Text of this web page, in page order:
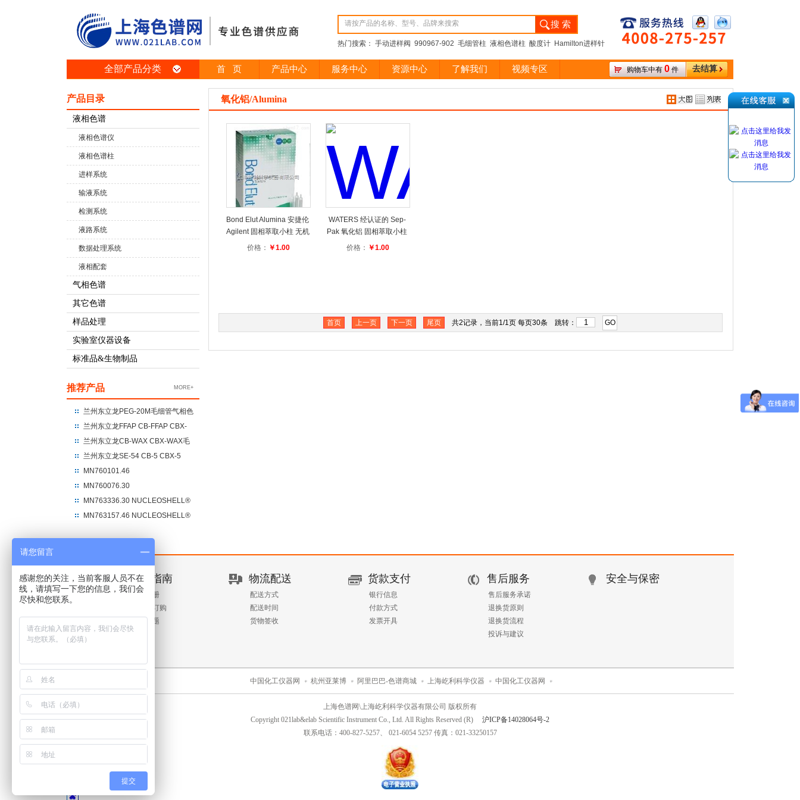
热门搜索： 手动进样阀 990967-902 毛细管柱 液相色谱柱 酸度计 Hamilton进样针
首 页 产品中心 服务中心 资源中心 了解我们 视频专区
全部产品分类 购物车中有 0 件 去结算
产品目录
液相色谱
液相色谱仪
液相色谱柱
进样系统
输液系统
检测系统
液路系统
数据处理系统
液相配套
气相色谱
其它色谱
样品处理
实验室仪器设备
标准品&生物制品
推荐产品 MORE+
兰州东立龙PEG-20M毛细管气相色
谱柱 聚乙二醇-20M
兰州东立龙FFAP CB-FFAP CBX-
FFAP毛细管气相色谱柱 100%硝基
兰州东立龙CB-WAX CBX-WAX毛
细管气相色谱柱 100%聚乙二醇
兰州东立龙SE-54 CB-5 CBX-5
CBX-5ms毛细管气相色谱柱 %苯
MN760101.46
NUCLEODUR®C18 Gravity
MN760076.30
NUCLEODUR®C18 Gravity
MN763336.30 NUCLEOSHELL®
HILIC 150*3.0*2.7
MN763157.46 NUCLEOSHELL®
氧化铝/Alumina
Bond Elut Alumina 安捷伦
Agilent 固相萃取小柱 无机
SPE
价格： ￥1.00
WATERS 经认证的 Sep-
Pak 氧化铝 固相萃取小柱
SPE
价格： ￥1.00
首页 上一页 下一页 尾页 共2记录，当前1/1页 每页30条 跳转： GO
新手指南
客户注册
查询与订购
常见问题
物流配送
配送方式
配送时间
货物签收
货款支付
银行信息
付款方式
发票开具
售后服务
售后服务承诺
退换货原则
退换货流程
投诉与建议
安全与保密
中国化工仪器网 杭州亚莱博 阿里巴巴-色谱商城 上海屹利科学仪器 中国化工仪器网
上海色谱网\上海屹利科学仪器有限公司 版权所有
Copyright 021lab&elab Scientific Instrument Co., Ltd. All Rights Reserved (R) 沪ICP备14028064号-2
联系电话：400-827-5257、 021-6054 5257 传真：021-33250157
请您留言
感谢您的关注，当前客服人员不在
线，请填写一下您的信息，我们会
尽快和您联系。
提交